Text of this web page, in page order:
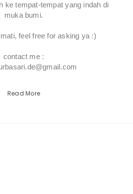
ke tempat-tempat yang indah di
muka bumi.
feel free for asking ya :)
contact me :
Read More